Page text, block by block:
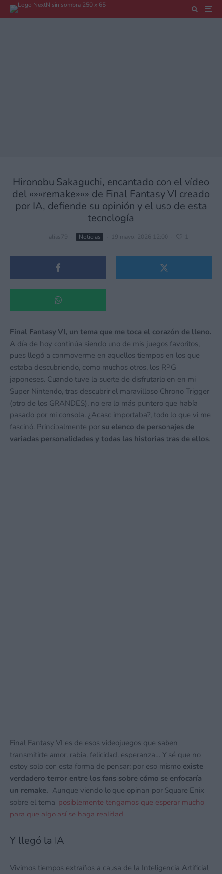
Hironobu Sakaguchi, encantado con el vídeo
del «»»remake»»» de Final Fantasy VI creado
por IA, defiende su opinión y el uso de esta
tecnología
alias79 Noticias 19 mayo, 2026 12:00 1
Final Fantasy VI, un tema que me toca el corazón de lleno.
A día de hoy continúa siendo uno de mis juegos favoritos,
pues llegó a conmoverme en aquellos tiempos en los que
estaba descubriendo, como muchos otros, los RPG
japoneses. Cuando tuve la suerte de disfrutarlo en en mi
Super Nintendo, tras descubrir el maravilloso Chrono Trigger
(otro de los GRANDES), no era lo más puntero que había
pasado por mi consola. ¿Acaso importaba?, todo lo que vi me
fascinó. Principalmente por su elenco de personajes de
variadas personalidades y todas las historias tras de ellos.
Final Fantasy VI es de esos videojuegos que saben
transmitirte amor, rabia, felicidad, esperanza… Y sé que no
estoy solo con esta forma de pensar; por eso mismo existe
verdadero terror entre los fans sobre cómo se enfocaría
un remake. Aunque viendo lo que opinan por Square Enix
sobre el tema, posiblemente tengamos que esperar mucho
para que algo así se haga realidad.
Y llegó la IA
Vivimos tiempos extraños a causa de la Inteligencia Artificial